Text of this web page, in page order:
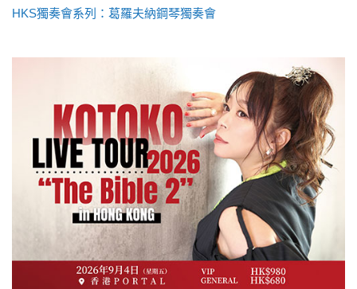
HKS獨奏會系列：葛羅夫納鋼琴獨奏會